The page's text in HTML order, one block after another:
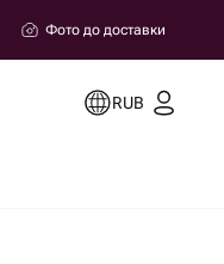
Фото до доставки
RUB